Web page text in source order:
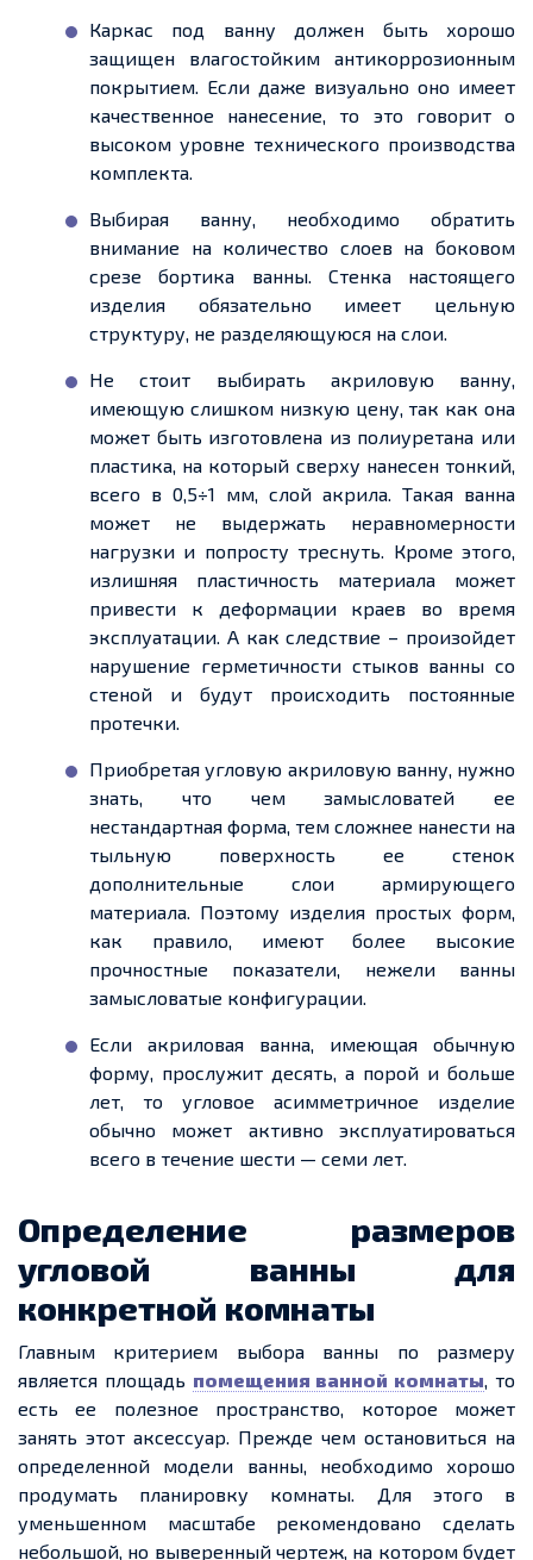
Каркас под ванну должен быть хорошо
защищен влагостойким антикоррозионным
покрытием. Если даже визуально оно имеет
качественное нанесение, то это говорит о
высоком уровне технического производства
комплекта.
Выбирая ванну, необходимо обратить
внимание на количество слоев на боковом
срезе бортика ванны. Стенка настоящего
изделия обязательно имеет цельную
структуру, не разделяющуюся на слои.
Не стоит выбирать акриловую ванну,
имеющую слишком низкую цену, так как она
может быть изготовлена из полиуретана или
пластика, на который сверху нанесен тонкий,
всего в 0,5÷1 мм, слой акрила. Такая ванна
может не выдержать неравномерности
нагрузки и попросту треснуть. Кроме этого,
излишняя пластичность материала может
привести к деформации краев во время
эксплуатации. А как следствие – произойдет
нарушение герметичности стыков ванны со
стеной и будут происходить постоянные
протечки.
Приобретая угловую акриловую ванну, нужно
знать, что чем замысловатей ее
нестандартная форма, тем сложнее нанести на
тыльную поверхность ее стенок
дополнительные слои армирующего
материала. Поэтому изделия простых форм,
как правило, имеют более высокие
прочностные показатели, нежели ванны
замысловатые конфигурации.
Если акриловая ванна, имеющая обычную
форму, прослужит десять, а порой и больше
лет, то угловое асимметричное изделие
обычно может активно эксплуатироваться
всего в течение шести — семи лет.
Определение размеров
угловой ванны для
конкретной комнаты
Главным критерием выбора ванны по размеру
является площадь помещения ванной комнаты, то
есть ее полезное пространство, которое может
занять этот аксессуар. Прежде чем остановиться на
определенной модели ванны, необходимо хорошо
продумать планировку комнаты. Для этого в
уменьшенном масштабе рекомендовано сделать
небольшой, но выверенный чертеж, на котором будет